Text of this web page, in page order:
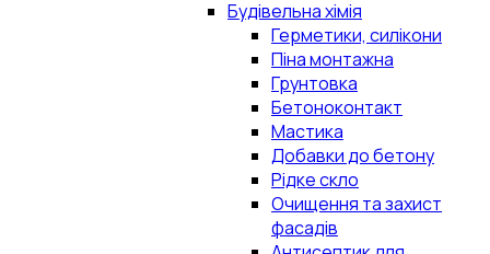
Будівельна хімія
Герметики, силікони
Піна монтажна
Грунтовка
Бетоноконтакт
Мастика
Добавки до бетону
Рідке скло
Очищення та захист
фасадів